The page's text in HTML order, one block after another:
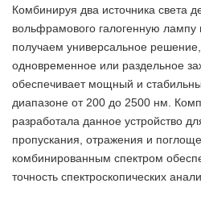
Комбинируя два источника света
вольфрамового галогенную лампу
получаем универсальное решение,
одновременное или раздельное
обеспечивает мощный и
диапазоне от 200 до 2500 нм.
разработала данное устройство
пропускания, отражения и
комбинированным спектром
точность спектроскопических